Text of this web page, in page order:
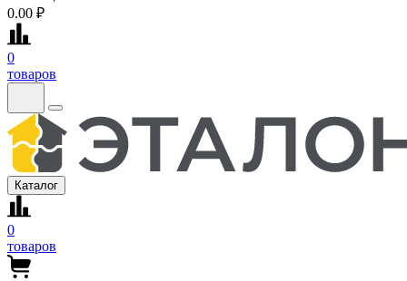
0.00 ₽
0
товаров
Каталог
0
товаров